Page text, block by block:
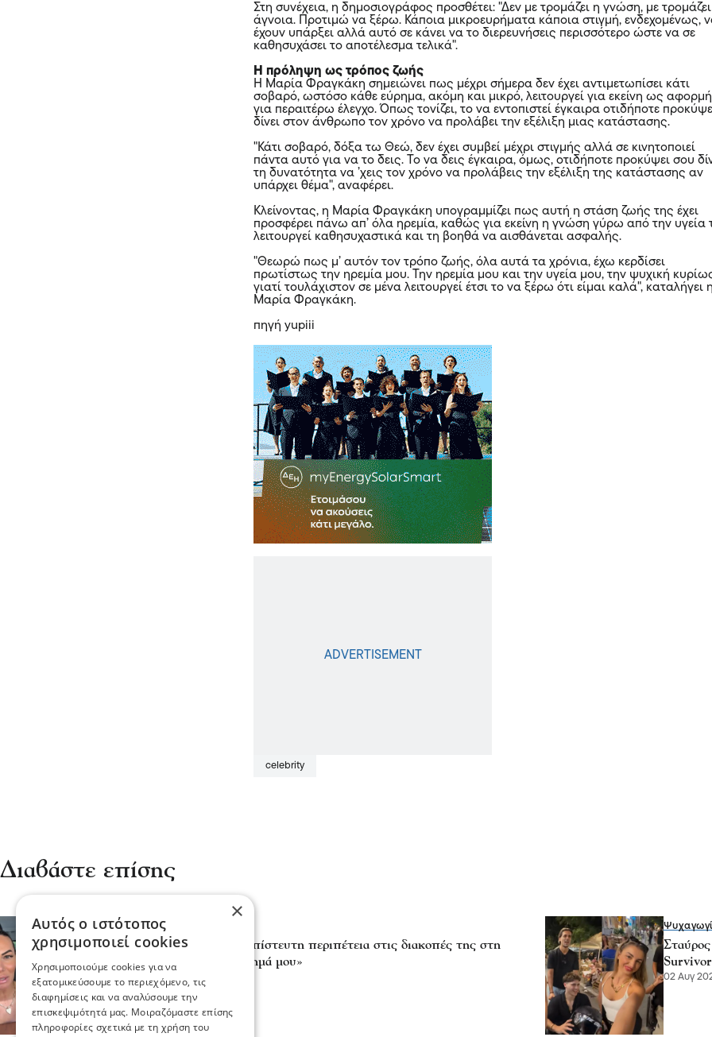
Στη συνέχεια, η δημοσιογράφος προσθέτει: "Δεν με τρομάζει η γνώση, με
άγνοια. Προτιμώ να ξέρω. Κάποια μικροευρήματα κάποια στιγμή, ενδεχομένως,
έχουν υπάρξει αλλά αυτό σε κάνει να το διερευνήσεις περισσότερο ώστε να σε
καθησυχάσει το αποτέλεσμα τελικά".
Η πρόληψη ως τρόπος ζωής
Η Μαρία Φραγκάκη σημειώνει πως μέχρι σήμερα δεν έχει αντιμετωπίσει κάτι
σοβαρό, ωστόσο κάθε εύρημα, ακόμη και μικρό, λειτουργεί για εκείνη ως αφορμή
για περαιτέρω έλεγχο. Όπως τονίζει, το να εντοπιστεί έγκαιρα οτιδήποτε
δίνει στον άνθρωπο τον χρόνο να προλάβει την εξέλιξη μιας κατάστασης.
"Κάτι σοβαρό, δόξα τω Θεώ, δεν έχει συμβεί μέχρι στιγμής αλλά σε κινητοποιεί
πάντα αυτό για να το δεις. Το να δεις έγκαιρα, όμως, οτιδήποτε προκύψει σου
τη δυνατότητα να ’χεις τον χρόνο να προλάβεις την εξέλιξη της κατάστασης αν
υπάρχει θέμα", αναφέρει.
Κλείνοντας, η Μαρία Φραγκάκη υπογραμμίζει πως αυτή η στάση ζωής της έχει
προσφέρει πάνω απ’ όλα ηρεμία, καθώς για εκείνη η γνώση γύρω από την υγεία
λειτουργεί καθησυχαστικά και τη βοηθά να αισθάνεται ασφαλής.
"Θεωρώ πως μ’ αυτόν τον τρόπο ζωής, όλα αυτά τα χρόνια, έχω κερδίσει
πρωτίστως την ηρεμία μου. Την ηρεμία μου και την υγεία μου, την ψυχική
γιατί τουλάχιστον σε μένα λειτουργεί έτσι το να ξέρω ότι είμαι καλά", καταλήγει η
Μαρία Φραγκάκη.
πηγή yupiii
celebrity
Διαβάστε επίσης
Ψυχαγωγία
Ιωάννα Μαλέσκου: Η απίστευτη περιπέτεια στις διακοπές της στη
Σκιάθο – «Πήρα το μάθημά μου»
02 Αυγ 2026, 15:24 02 Αυγ
×
Αυτός ο ιστότοπος
χρησιμοποιεί cookies
Χρησιμοποιούμε cookies για να
εξατομικεύσουμε το περιεχόμενο, τις
διαφημίσεις και να αναλύσουμε την
επισκεψιμότητά μας. Μοιραζόμαστε επίσης
πληροφορίες σχετικά με τη χρήση του